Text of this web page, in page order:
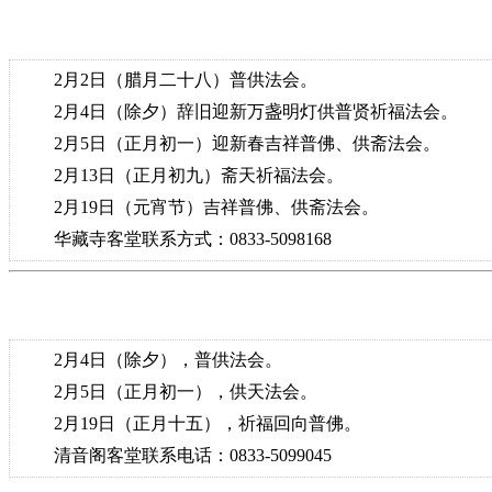
2月2日（腊月二十八）普供法会。
2月4日（除夕）辞旧迎新万盏明灯供普贤祈福法会。
2月5日（正月初一）迎新春吉祥普佛、供斋法会。
2月13日（正月初九）斋天祈福法会。
2月19日（元宵节）吉祥普佛、供斋法会。
华藏寺客堂联系方式：0833-5098168
2月4日（除夕），普供法会。
2月5日（正月初一），供天法会。
2月19日（正月十五），祈福回向普佛。
清音阁客堂联系电话：0833-5099045